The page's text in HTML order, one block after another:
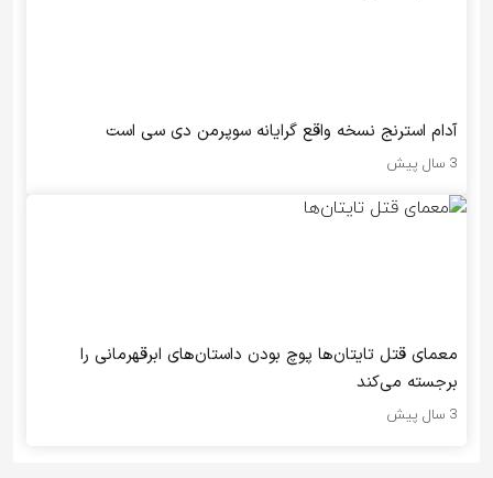
آدام استرنج نسخه واقع گرایانه سوپرمن دی سی است
3 سال پیش
معمای قتل تایتان‌ها پوچ بودن داستان‌های ابرقهرمانی را
برجسته می‌کند
3 سال پیش